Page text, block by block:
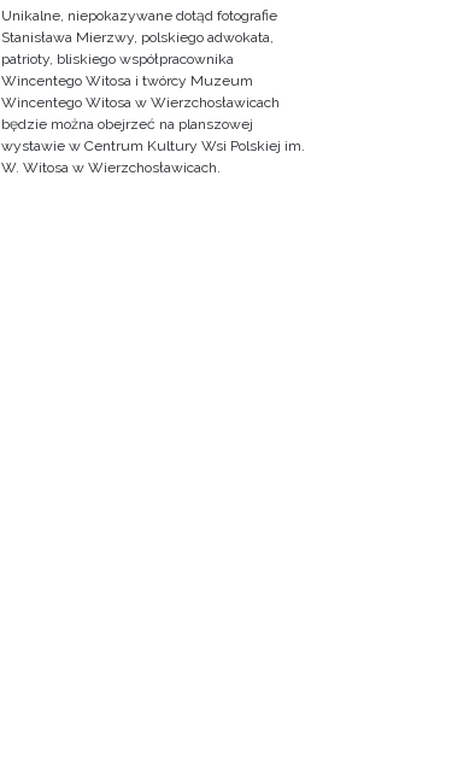
Unikalne, niepokazywane dotąd fotografie
Stanisława Mierzwy, polskiego adwokata,
patrioty, bliskiego współpracownika
Wincentego Witosa i twórcy Muzeum
Wincentego Witosa w Wierzchosławicach
będzie można obejrzeć na planszowej
wystawie w Centrum Kultury Wsi Polskiej im.
W. Witosa w Wierzchosławicach.